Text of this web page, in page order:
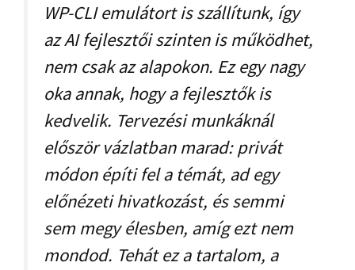
WP-CLI emulátort is szállítunk, így
az AI fejlesztői szinten is működhet,
nem csak az alapokon. Ez egy nagy
oka annak, hogy a fejlesztők is
kedvelik. Tervezési munkáknál
először vázlatban marad: privát
módon építi fel a témát, ad egy
előnézeti hivatkozást, és semmi
sem megy élesben, amíg ezt nem
mondod. Tehát ez a tartalom, a